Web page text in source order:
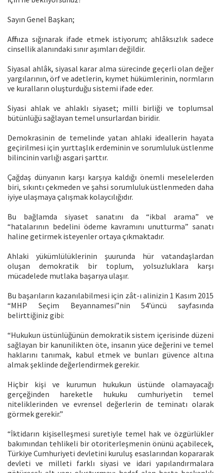
Sayın Genel Başkan;
Affınıza sığınarak ifade etmek istiyorum; ahlâksızlık sadece
cinsellik alanındaki sınır aşımları değildir.
Siyasal ahlâk, siyasal karar alma sürecinde geçerli olan değer
yargılarının, örf ve adetlerin, kıymet hükümlerinin, normların
ve kuralların oluşturduğu sistemi ifade eder.
Siyasi ahlak ve ahlaklı siyaset; milli birliği ve toplumsal
bütünlüğü sağlayan temel unsurlardan biridir.
Demokrasinin de temelinde yatan ahlaki ideallerin hayata
geçirilmesi için yurttaşlık erdeminin ve sorumluluk üstlenme
bilincinin varlığı asgari şarttır.
Çağdaş dünyanın karşı karşıya kaldığı önemli meselelerden
biri, sıkıntı çekmeden ve şahsi sorumluluk üstlenmeden daha
iyiye ulaşmaya çalışmak kolaycılığıdır.
Bu bağlamda siyaset sanatını da “ikbal arama” ve
“hatalarının bedelini ödeme kavramını unutturma” sanatı
haline getirmek isteyenler ortaya çıkmaktadır.
Ahlaki yükümlülüklerinin şuurunda hür vatandaşlardan
oluşan demokratik bir toplum, yolsuzluklara karşı
mücadelede mutlaka başarıya ulaşır.
Bu başarıların kazanılabilmesi için zât-ı alinizin 1 Kasım 2015
“MHP Seçim Beyannamesi”nin 54’üncü sayfasında
belirttiğiniz gibi:
“Hukukun üstünlüğünün demokratik sistem içerisinde düzeni
sağlayan bir kanunilikten öte, insanın yüce değerini ve temel
haklarını tanımak, kabul etmek ve bunları güvence altına
almak şeklinde değerlendirmek gerekir.
Hiçbir kişi ve kurumun hukukun üstünde olamayacağı
gerçeğinden hareketle hukuku cumhuriyetin temel
niteliklerinden ve evrensel değerlerin de teminatı olarak
görmek gerekir.”
“İktidarın kişiselleşmesi suretiyle temel hak ve özgürlükler
bakımından tehlikeli bir otoriterleşmenin önünü açabilecek,
Türkiye Cumhuriyeti devletini kuruluş esaslarından kopararak
devleti ve milleti farklı siyasi ve idari yapılandırmalara